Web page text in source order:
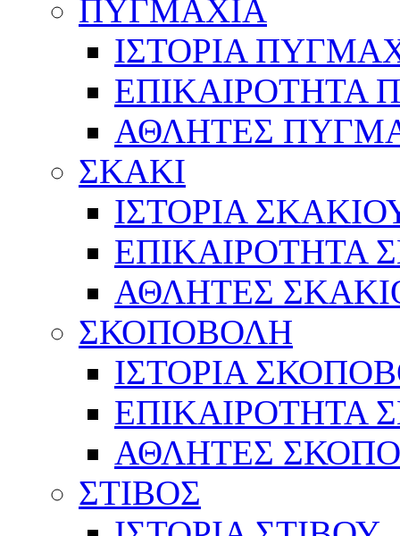
ΠΥΓΜΑΧΙΑ
ΙΣΤΟΡΙΑ
ΕΠΙΚΑΙΡΟΤΗΤΑ
ΑΘΛΗΤΕΣ
ΣΚΑΚΙ
ΙΣΤΟΡΙΑ
ΕΠΙΚΑΙΡΟΤΗΤΑ
ΑΘΛΗΤΕΣ
ΣΚΟΠΟΒΟΛΗ
ΙΣΤΟΡΙΑ
ΕΠΙΚΑΙΡΟΤΗΤΑ
ΑΘΛΗΤΕΣ
ΣΤΙΒΟΣ